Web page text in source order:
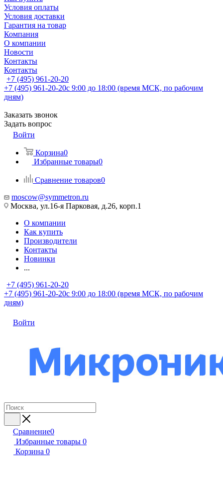
Условия оплаты
Условия доставки
Гарантия на товар
Компания
О компании
Новости
Контакты
Контакты
+7 (495) 961-20-20
+7 (495) 961-20-20с 9:00 до 18:00 (время МСК, по рабочим
дням)
Заказать звонок
Задать вопрос
Войти
Корзина0
Избранные товары0
Сравнение товаров0
moscow@symmetron.ru
Москва, ул.16-я Парковая, д.26, корп.1
О компании
Как купить
Производители
Контакты
Новинки
...
+7 (495) 961-20-20
+7 (495) 961-20-20с 9:00 до 18:00 (время МСК, по рабочим
дням)
Войти
Сравнение0
Избранные товары 0
Корзина 0